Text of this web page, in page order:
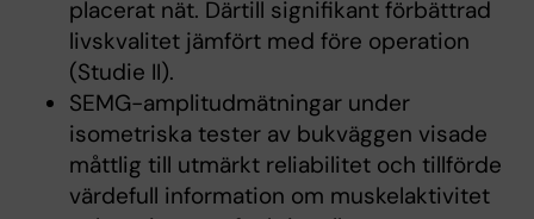
placerat nät. Därtill signifikant förbättrad
livskvalitet jämfört med före operation
(Studie II).
SEMG-amplitudmätningar under
isometriska tester av bukväggen visade
måttlig till utmärkt reliabilitet och tillförde
värdefull information om muskelaktivitet